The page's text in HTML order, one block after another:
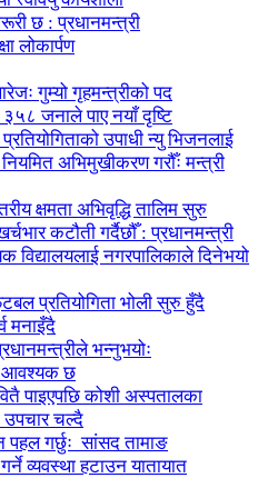
छ : प्रधानमन्त्री
लोकार्पण
गुम्यो गृहमन्त्रीको पद
जनाले पाए नयाँ दृष्टि
उपाधी न्यु भिजनलाई
अभिमुखीकरण गरौँः मन्त्री
क्षमता अभिवृद्धि तालिम सुरु
कटौती गर्दैछौँ : प्रधानमन्त्री
विद्यालयलाई नगरपालिकाले दिनेभयो
प्रतियोगिता भोली सुरु हुँदै
मनाइँदै
भन्नुभयोः
आवश्यक छ
पाइएपछि कोशी अस्पतालका
उपचार चल्दै
गर्छुः सांसद तामाङ
व्यवस्था हटाउन यातायात